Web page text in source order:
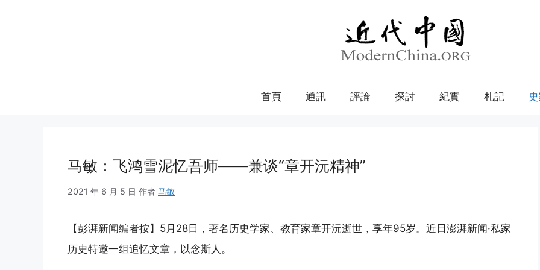
首頁 通訊 評論 探討 紀實 札記
马敏：飞鸿雪泥忆吾师——兼谈“章开沅精神”
2021 年 6 月 5 日 作者 马敏
【彭湃新闻编者按】5月28日，著名历史学家、教育家章开沅逝世，享年95岁。近日澎湃新闻·私家
历史特邀一组追忆文章，以念斯人。